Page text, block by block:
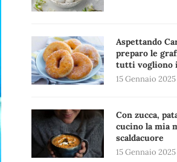
Aspettando
preparo le
tutti vogliono
15 Gennaio 2025
Con zucca,
cucino la mia
scaldacuore
15 Gennaio 2025